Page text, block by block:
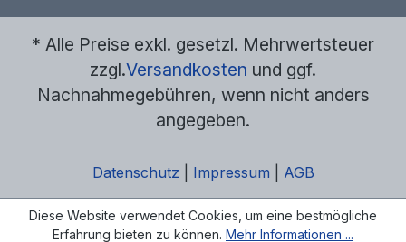
* Alle Preise exkl. gesetzl. Mehrwertsteuer
zzgl.Versandkosten und ggf.
Nachnahmegebühren, wenn nicht anders
angegeben.
Datenschutz Impressum AGB
Diese Website verwendet Cookies, um eine bestmögliche
Erfahrung bieten zu können. Mehr Informationen ...